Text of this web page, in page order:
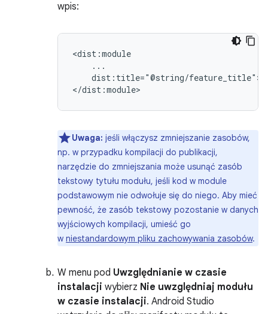
wpis:
dist:title="@string/feature_title">
Uwaga: jeśli włączysz zmniejszanie zasobów,
np. w przypadku kompilacji do publikacji,
narzędzie do zmniejszania może usunąć zasób
tekstowy tytułu modułu, jeśli kod w module
podstawowym nie odwołuje się do niego. Aby mieć
pewność, że zasób tekstowy pozostanie w danych
wyjściowych kompilacji, umieść go
w niestandardowym pliku zachowywania zasobów.
W menu pod Uwzględnianie w czasie
instalacji wybierz Nie uwzględniaj modułu
w czasie instalacji. Android Studio